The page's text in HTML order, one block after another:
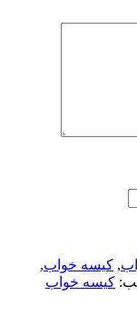
, کیسه خواب,
کیسه خواب